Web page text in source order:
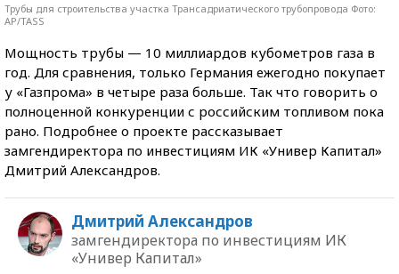
Трубы для строительства участка Трансадриатического трубопровода Фото:
AP/TASS
Мощность трубы — 10 миллиардов кубометров газа в
год. Для сравнения, только Германия ежегодно покупает
у «Газпрома» в четыре раза больше. Так что говорить о
полноценной конкуренции с российским топливом пока
рано. Подробнее о проекте рассказывает
замгендиректора по инвестициям ИК «Универ Капитал»
Дмитрий Александров.
Дмитрий Александров
замгендиректора по инвестициям ИК
«Универ Капитал»